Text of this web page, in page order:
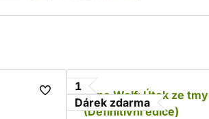
1
Dárek zdarma
Lone Wolf: Útok ze tmy
(Definitivní edice)